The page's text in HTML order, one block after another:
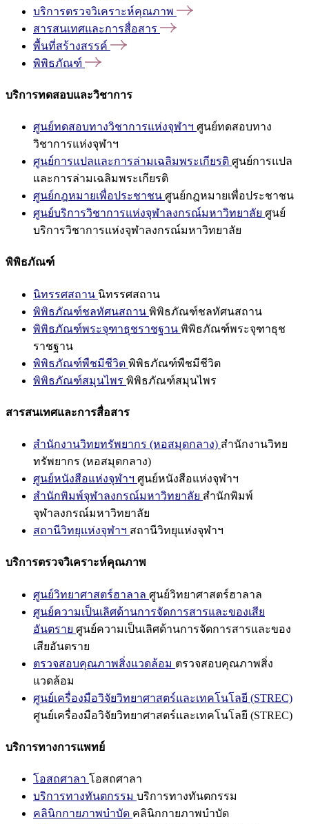
บริการตรวจวิเคราะห์คุณภาพ
สารสนเทศและการสื่อสาร
พื้นที่สร้างสรรค์
พิพิธภัณฑ์
บริการทดสอบและวิชาการ
ศูนย์ทดสอบทางวิชาการแห่งจุฬาฯ ศูนย์ทดสอบทาง
วิชาการแห่งจุฬาฯ
ศูนย์การแปลและการล่ามเฉลิมพระเกียรติ ศูนย์การแปล
และการล่ามเฉลิมพระเกียรติ
ศูนย์กฎหมายเพื่อประชาชน ศูนย์กฎหมายเพื่อประชาชน
ศูนย์บริการวิชาการแห่งจุฬาลงกรณ์มหาวิทยาลัย ศูนย์
บริการวิชาการแห่งจุฬาลงกรณ์มหาวิทยาลัย
พิพิธภัณฑ์
นิทรรศสถาน นิทรรศสถาน
พิพิธภัณฑ์ชลทัศนสถาน พิพิธภัณฑ์ชลทัศนสถาน
พิพิธภัณฑ์พระจุฑาธุชราชฐาน พิพิธภัณฑ์พระจุฑาธุช
ราชฐาน
พิพิธภัณฑ์พืชมีชีวิต พิพิธภัณฑ์พืชมีชีวิต
พิพิธภัณฑ์สมุนไพร พิพิธภัณฑ์สมุนไพร
สารสนเทศและการสื่อสาร
สำนักงานวิทยทรัพยากร (หอสมุดกลาง) สำนักงานวิทย
ทรัพยากร (หอสมุดกลาง)
ศูนย์หนังสือแห่งจุฬาฯ ศูนย์หนังสือแห่งจุฬาฯ
สำนักพิมพ์จุฬาลงกรณ์มหาวิทยาลัย สำนักพิมพ์
จุฬาลงกรณ์มหาวิทยาลัย
สถานีวิทยุแห่งจุฬาฯ สถานีวิทยุแห่งจุฬาฯ
บริการตรวจวิเคราะห์คุณภาพ
ศูนย์วิทยาศาสตร์ฮาลาล ศูนย์วิทยาศาสตร์ฮาลาล
ศูนย์ความเป็นเลิศด้านการจัดการสารและของเสีย
อันตราย ศูนย์ความเป็นเลิศด้านการจัดการสารและของ
เสียอันตราย
ตรวจสอบคุณภาพสิ่งแวดล้อม ตรวจสอบคุณภาพสิ่ง
แวดล้อม
ศูนย์เครื่องมือวิจัยวิทยาศาสตร์และเทคโนโลยี (STREC)
ศูนย์เครื่องมือวิจัยวิทยาศาสตร์และเทคโนโลยี (STREC)
บริการทางการแพทย์
โอสถศาลา โอสถศาลา
บริการทางทันตกรรม บริการทางทันตกรรม
คลินิกกายภาพบำบัด คลินิกกายภาพบำบัด